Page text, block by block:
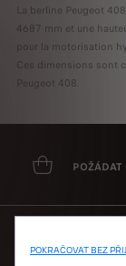
La berline Peugeot
4687 mm et une
pour la motorisation
Ces dimensions sont
Peugeot 408.
POKRAČOVAT BEZ